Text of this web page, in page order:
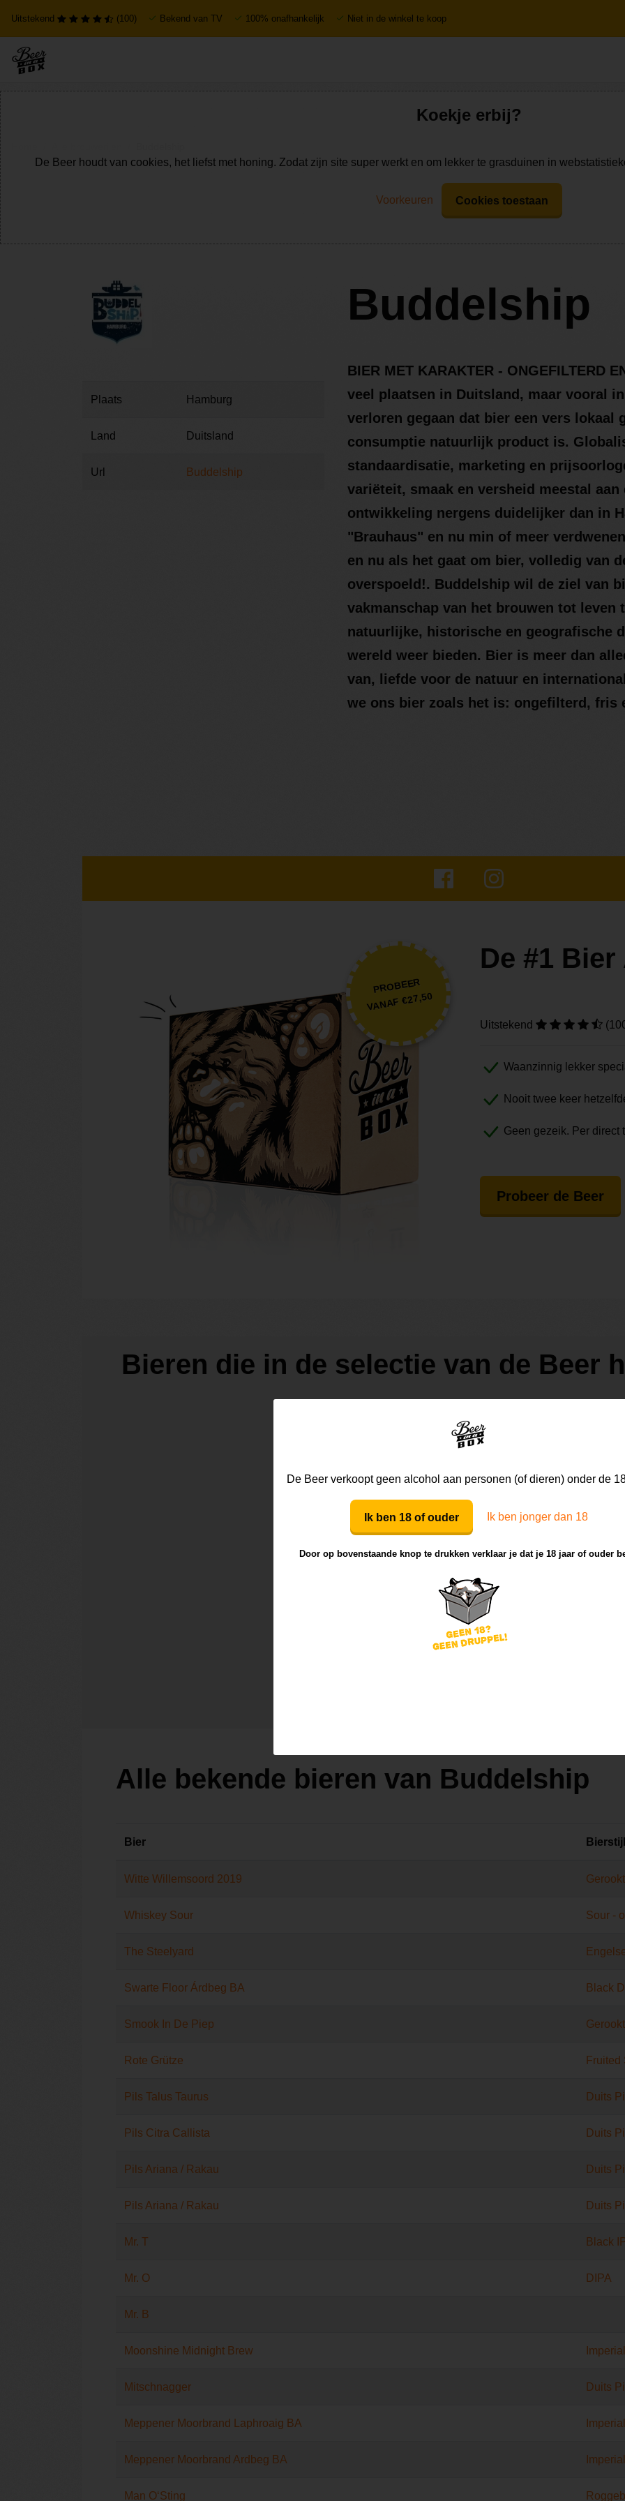
Uitstekend (100) Bekend van TV 100% onafhankelijk Niet in de winkel te koop
Plaats Hamburg
Land Duitsland
Url Buddelship
Buddelship
BIER MET KARAKTER - ONGEFILTERD
veel plaatsen in Duitsland, maar vooral
verloren gegaan dat bier een vers lokaal
consumptie natuurlijk product is.
standaardisatie, marketing en
variëteit, smaak en versheid meestal
ontwikkeling nergens duidelijker dan in
"Brauhaus" en nu min of meer
en nu als het gaat om bier, volledig van
overspoeld!. Buddelship wil de ziel van
vakmanschap van het brouwen tot leven
natuurlijke, historische en geografische
wereld weer bieden. Bier is meer dan
van, liefde voor de natuur en
we ons bier zoals het is: ongefilterd, fris
PROBEER
VANAF €27,50
De #1
Uitstekend
Waanzinnig lekker
Nooit twee keer
Geen gezeik. Per direct
Probeer de Beer
Bieren die in de selectie van de Beer
Kohlentrimmer
Buddelship
Alle bekende bieren van Buddelship
Bier Bierstijl
Witte Willemsoord 2019
Whiskey Sour Sour -
The Steelyard
Swarte Floor Árdbeg BA Black
Smook In De Piep
Rote Grütze Fruited
Pils Talus Taurus Duits
Pils Citra Callista Duits
Pils Ariana / Rakau Duits
Pils Ariana / Rakau Duits
Mr. T Black
Mr. O DIPA
Mr. B
Moonshine Midnight Brew
Mitschnagger Duits
Meppener Moorbrand Laphroaig BA
Meppener Moorbrand Ardbeg BA
Man O‘Sting
De Beer verkoopt geen alcohol aan personen (of dieren) onder de
Ik ben 18 of ouder Ik ben jonger dan 18
Door op bovenstaande knop te drukken verklaar je dat je 18 jaar of ouder
Koekje erbij?
De Beer houdt van cookies, het liefst met honing. Zodat zijn site super werkt en om lekker te grasduinen in
Voorkeuren Cookies toestaan